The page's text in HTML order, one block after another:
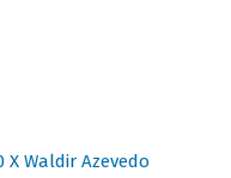
X Waldir Azevedo